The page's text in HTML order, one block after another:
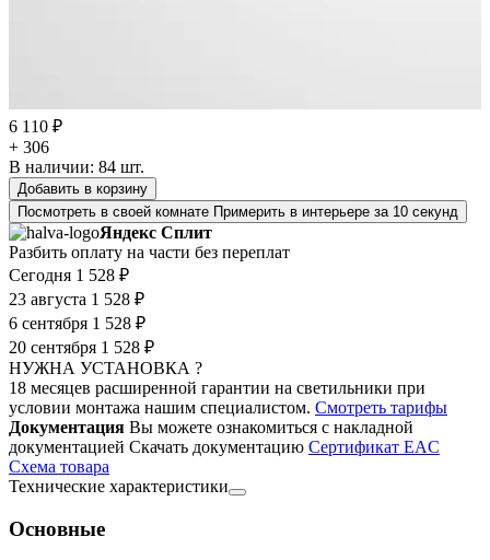
6 110 ₽
+ 306
В наличии: 84 шт.
Добавить в корзину
Посмотреть в своей комнате Примерить в интерьере за 10 секунд
Яндекс Сплит
Разбить оплату на части без переплат
Сегодня 1 528 ₽
23 августа 1 528 ₽
6 сентября 1 528 ₽
20 сентября 1 528 ₽
НУЖНА УСТАНОВКА ?
18 месяцев расширенной гарантии на светильники при
условии монтажа нашим специалистом. Смотреть тарифы
Документация Вы можете ознакомиться с накладной
документацией Скачать документацию Cертификат EAC
Cхема товара
Технические характеристики
Основные